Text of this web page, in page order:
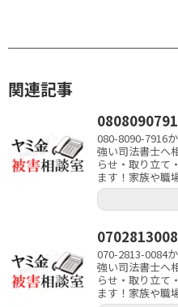
関連記事
080-8090-7916
強い司法書士へ
らせ・取り立て
ます！家族や職
070-2813-0084
強い司法書士へ
らせ・取り立て
ます！家族や職